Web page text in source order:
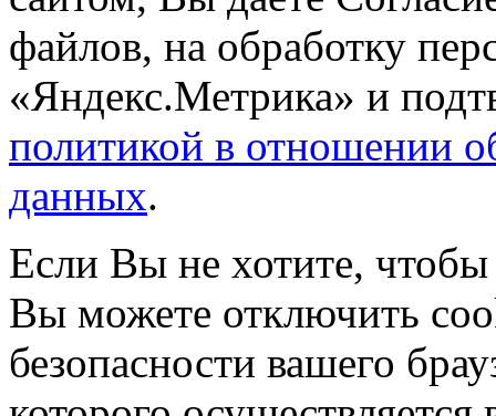
файлов, на обработку
«Яндекс.Метрика» и
политикой в отношении
данных.
Если Вы не хотите,
Вы можете отключить
безопасности вашего